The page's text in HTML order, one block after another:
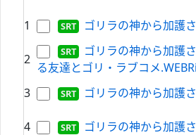
1
ゴリラの神から加護
2
ゴリラの神から加護
る友達とゴリ・ラブコメ
3
ゴリラの神から加護
4
ゴリラの神から加護